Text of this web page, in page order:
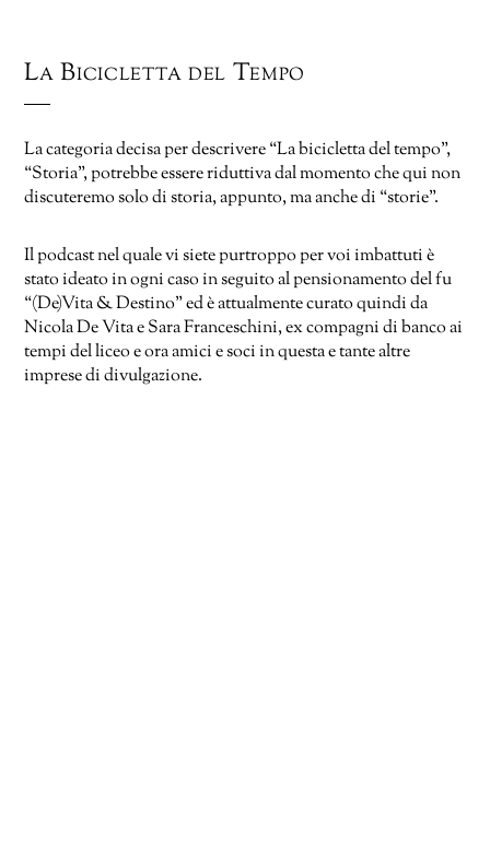
La Bicicletta del Tempo
La categoria decisa per descrivere “La bicicletta del tempo”,
“Storia”, potrebbe essere riduttiva dal momento che qui non
discuteremo solo di storia, appunto, ma anche di “storie”.
Il podcast nel quale vi siete purtroppo per voi imbattuti è
stato ideato in ogni caso in seguito al pensionamento del fu
“(De)Vita & Destino” ed è attualmente curato quindi da
Nicola De Vita e Sara Franceschini, ex compagni di banco ai
tempi del liceo e ora amici e soci in questa e tante altre
imprese di divulgazione.